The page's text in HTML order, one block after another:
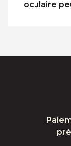
oculaire